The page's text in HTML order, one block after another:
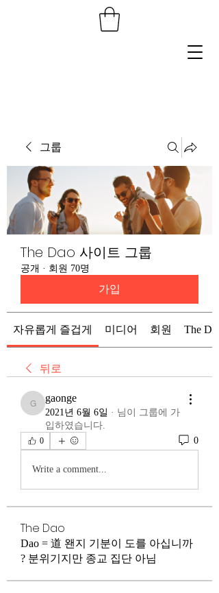
그룹
The Dao 사이트 그룹
공개 · 회원 70명
가입
자유롭게 즐겁게 미디어 회원 The Dao
뒤로
gaonge
gaonge
2021년 6월 6일 · 님이 그룹에 가
입하였습니다.
0 0
Write a comment...
The Dao
Dao = 道 왠지 기분이 도를 아십니까
? 분위기지만 종교 집단 아님